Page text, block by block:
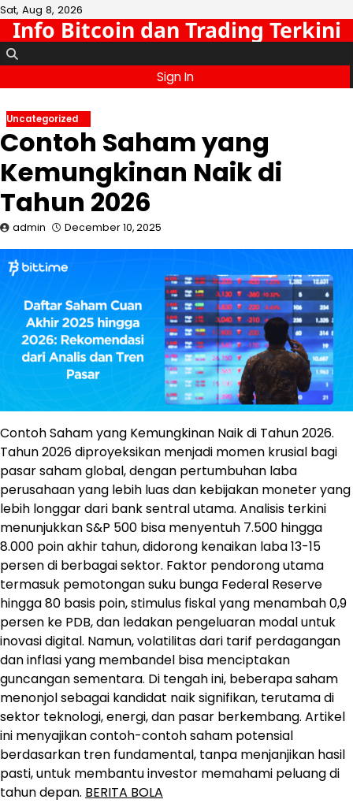
Skip
content
Sat, Aug 8, 2026
Info Bitcoin dan Trading Terkini
Sign In
Uncategorized
Contoh Saham yang
Kemungkinan Naik di
Tahun 2026
admin December 10, 2025
Contoh Saham yang Kemungkinan Naik di Tahun 2026.
Tahun 2026 diproyeksikan menjadi momen krusial bagi
pasar saham global, dengan pertumbuhan laba
perusahaan yang lebih luas dan kebijakan moneter yang
lebih longgar dari bank sentral utama. Analisis terkini
menunjukkan S&P 500 bisa menyentuh 7.500 hingga
8.000 poin akhir tahun, didorong kenaikan laba 13-15
persen di berbagai sektor. Faktor pendorong utama
termasuk pemotongan suku bunga Federal Reserve
hingga 80 basis poin, stimulus fiskal yang menambah 0,9
persen ke PDB, dan ledakan pengeluaran modal untuk
inovasi digital. Namun, volatilitas dari tarif perdagangan
dan inflasi yang membandel bisa menciptakan
guncangan sementara. Di tengah ini, beberapa saham
menonjol sebagai kandidat naik signifikan, terutama di
sektor teknologi, energi, dan pasar berkembang. Artikel
ini menyajikan contoh-contoh saham potensial
berdasarkan tren fundamental, tanpa menjanjikan hasil
pasti, untuk membantu investor memahami peluang di
tahun depan. BERITA BOLA